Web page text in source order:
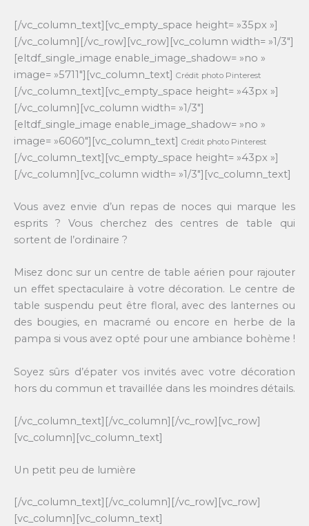
[/vc_column_text][vc_empty_space height= »35px »]
[/vc_column][/vc_row][vc_row][vc_column width= »1/3″]
[eltdf_single_image enable_image_shadow= »no »
image= »5711″][vc_column_text] Crédit photo Pinterest
[/vc_column_text][vc_empty_space height= »43px »]
[/vc_column][vc_column width= »1/3″]
[eltdf_single_image enable_image_shadow= »no »
image= »6060″][vc_column_text] Crédit photo Pinterest
[/vc_column_text][vc_empty_space height= »43px »]
[/vc_column][vc_column width= »1/3″][vc_column_text]
Vous avez envie d’un repas de noces qui marque les
esprits ? Vous cherchez des centres de table qui
sortent de l’ordinaire ?
Misez donc sur un centre de table aérien pour rajouter
un effet spectaculaire à votre décoration. Le centre de
table suspendu peut être floral, avec des lanternes ou
des bougies, en macramé ou encore en herbe de la
pampa si vous avez opté pour une ambiance bohème !
Soyez sûrs d’épater vos invités avec votre décoration
hors du commun et travaillée dans les moindres détails.
[/vc_column_text][/vc_column][/vc_row][vc_row]
[vc_column][vc_column_text]
Un petit peu de lumière
[/vc_column_text][/vc_column][/vc_row][vc_row]
[vc_column][vc_column_text]